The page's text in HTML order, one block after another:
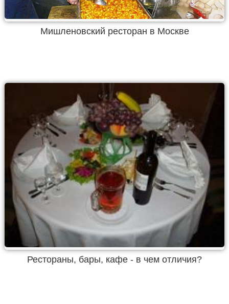
Мишленовский ресторан в Москве
Рестораны, бары, кафе - в чем отличия?